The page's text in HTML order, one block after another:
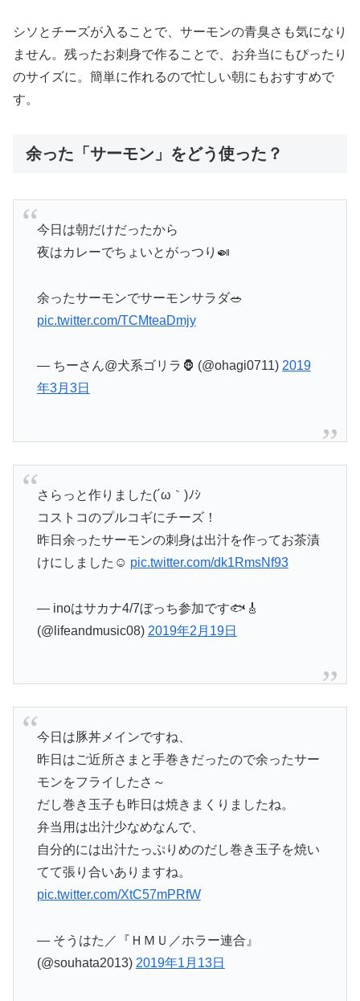
シソとチーズが入ることで、サーモンの青臭さも気になり
ません。残ったお刺身で作ることで、お弁当にもぴったり
のサイズに。簡単に作れるので忙しい朝にもおすすめで
す。
余った「サーモン」をどう使った？
今日は朝だけだったから
夜はカレーでちょいとがっつり🍛
余ったサーモンでサーモンサラダ🥗
pic.twitter.com/TCMteaDmjy
— ちーさん@犬系ゴリラ🦍 (@ohagi0711) 2019
年3月3日
さらっと作りました(´ω｀)ﾉｼ
コストコのプルコギにチーズ！
昨日余ったサーモンの刺身は出汁を作ってお茶漬
けにしました☺️ pic.twitter.com/dk1RmsNf93
— inoはサカナ4/7ぼっち参加です🐟🎸
(@lifeandmusic08) 2019年2月19日
今日は豚丼メインですね、
昨日はご近所さまと手巻きだったので余ったサー
モンをフライしたさ～
だし巻き玉子も昨日は焼きまくりましたね。
弁当用は出汁少なめなんで、
自分的には出汁たっぷりめのだし巻き玉子を焼い
てて張り合いありますね。
pic.twitter.com/XtC57mPRfW
— そうはた／『ＨＭＵ／ホラー連合』
(@souhata2013) 2019年1月13日